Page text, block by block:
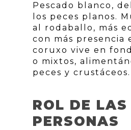
Pescado blanco,
los peces planos.
al rodaballo, más
con más presencia
coruxo vive en
o mixtos,
peces y crustáceos.
ROL DE LAS
PERSONAS